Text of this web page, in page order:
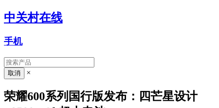
中关村在线
手机
×
荣耀600系列国行版发布：四芒星设计